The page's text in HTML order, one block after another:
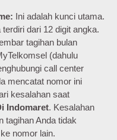
Ini adalah kunci utama.
dari 12 digit angka.
tagihan bulan
(dahulu
call center
mencatat nomor ini
kesalahan saat
Indomaret. Kesalahan
tagihan Anda tidak
nomor lain.